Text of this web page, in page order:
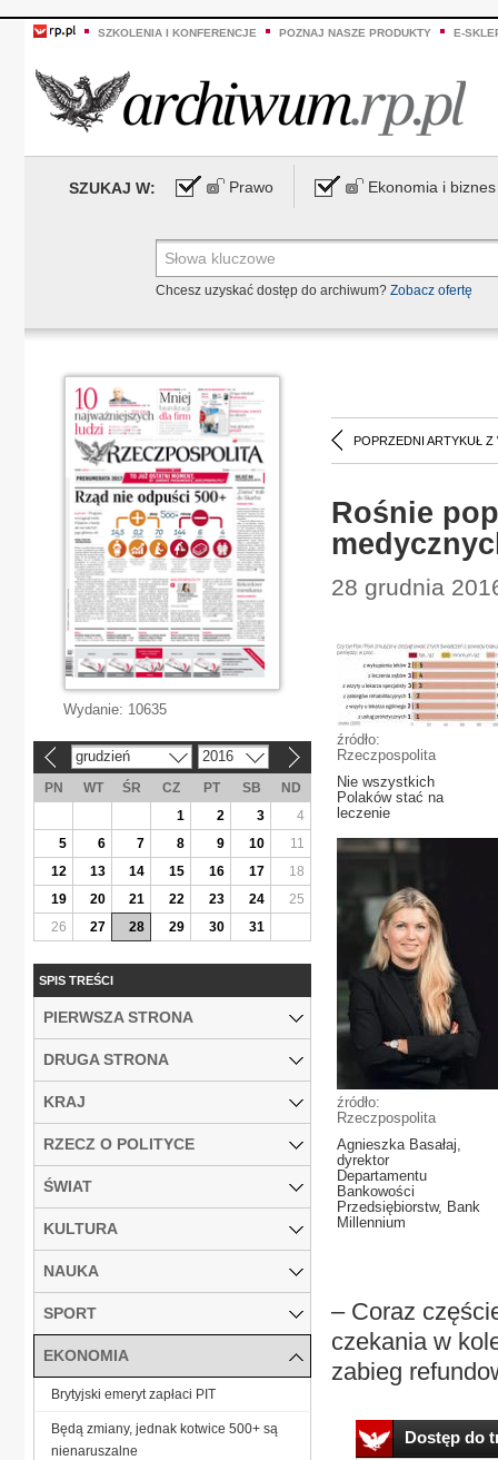
SZKOLENIA I KONFERENCJE POZNAJ NASZE PRODUKTY E-
SZUKAJ W: Prawo Ekonomia i biznes
Chcesz uzyskać dostęp do archiwum? Zobacz ofertę
POPRZEDNI ARTYKUŁ Z
Rośnie
28 grudnia
źródło:
Rzeczpospolita
Nie wszystkich
Polaków stać na
leczenie
źródło:
Rzeczpospolita
Agnieszka Basałaj,
dyrektor
Departamentu
Bankowości
Przedsiębiorstw, Bank
Millennium
– Coraz
czekania w
zabieg
Dostęp do
Wydanie: 10635
grudzień 2016
PN WT ŚR CZ PT SB
ND
1
2 3
4
5
6 7 8 9 10
11
12
13 14 15 16 17
18
19
20 21 22 23 24
25
26
27 28 29 30 31
SPIS TREŚCI
PIERWSZA STRONA
DRUGA STRONA
KRAJ
RZECZ O POLITYCE
ŚWIAT
KULTURA
NAUKA
SPORT
EKONOMIA
Brytyjski emeryt zapłaci PIT
Będą zmiany, jednak kotwice 500+ są
nienaruszalne